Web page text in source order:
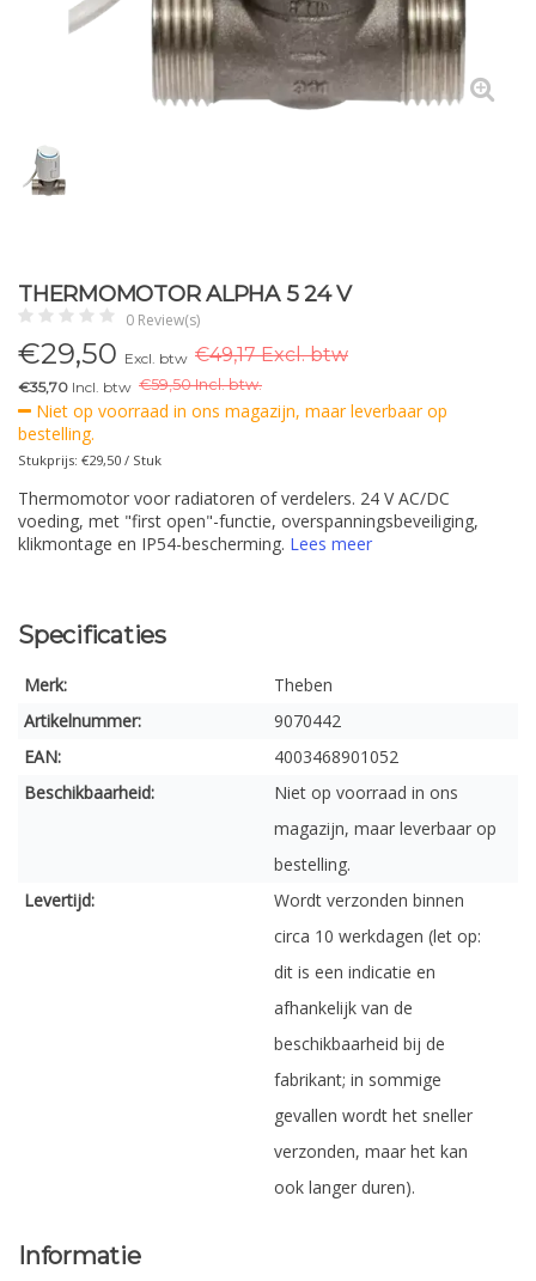
THERMOMOTOR ALPHA 5 24 V
0 Review(s)
€29,50 Excl. btw €49,17 Excl. btw
€35,70 Incl. btw €59,50 Incl. btw.
Niet op voorraad in ons magazijn, maar leverbaar op
bestelling.
Stukprijs: €29,50 / Stuk
Thermomotor voor radiatoren of verdelers. 24 V AC/DC
voeding, met "first open"-functie, overspanningsbeveiliging,
klikmontage en IP54-bescherming. Lees meer
Specificaties
Merk:
Theben
Artikelnummer:
9070442
EAN:
4003468901052
Beschikbaarheid:
Niet op voorraad in ons
magazijn, maar leverbaar op
bestelling.
Levertijd:
Wordt verzonden binnen
circa 10 werkdagen (let op:
dit is een indicatie en
afhankelijk van de
beschikbaarheid bij de
fabrikant; in sommige
gevallen wordt het sneller
verzonden, maar het kan
ook langer duren).
Informatie